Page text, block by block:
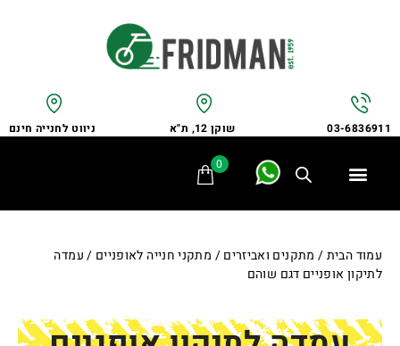
03-6836911 שוקן 12, ת"א ניווט לחנייה חינם
0
עמוד הבית/ מתקנים ואביזרים/ מתקני חנייה לאופניים / עמדה
לתיקון אופניים דגם שוהם